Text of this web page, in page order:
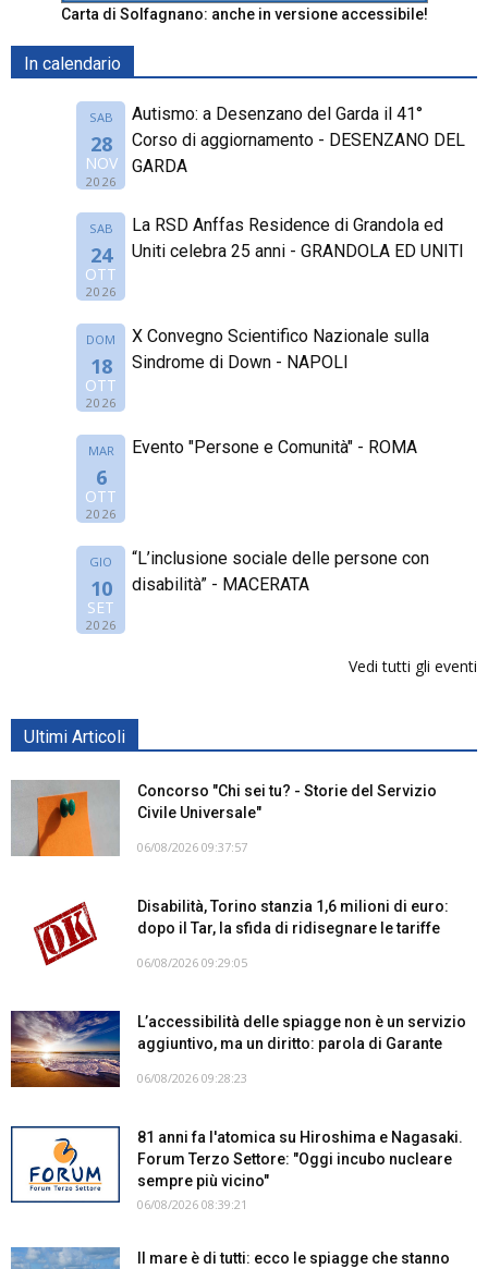
Carta di Solfagnano: anche in versione accessibile!
In calendario
SAB
28
NOV
2026
Autismo: a Desenzano del Garda il 41°
Corso di aggiornamento - DESENZANO DEL
GARDA
SAB
24
OTT
2026
La RSD Anffas Residence di Grandola ed
Uniti celebra 25 anni - GRANDOLA ED UNITI
DOM
18
OTT
2026
X Convegno Scientifico Nazionale sulla
Sindrome di Down - NAPOLI
MAR
6
OTT
2026
Evento "Persone e Comunità" - ROMA
GIO
10
SET
2026
“L’inclusione sociale delle persone con
disabilità” - MACERATA
Vedi tutti gli eventi
Ultimi Articoli
Concorso "Chi sei tu? - Storie del Servizio
Civile Universale"
06/08/2026 09:37:57
Disabilità, Torino stanzia 1,6 milioni di euro:
dopo il Tar, la sfida di ridisegnare le tariffe
06/08/2026 09:29:05
L’accessibilità delle spiagge non è un servizio
aggiuntivo, ma un diritto: parola di Garante
06/08/2026 09:28:23
81 anni fa l'atomica su Hiroshima e Nagasaki.
Forum Terzo Settore: "Oggi incubo nucleare
sempre più vicino"
06/08/2026 08:39:21
Il mare è di tutti: ecco le spiagge che stanno